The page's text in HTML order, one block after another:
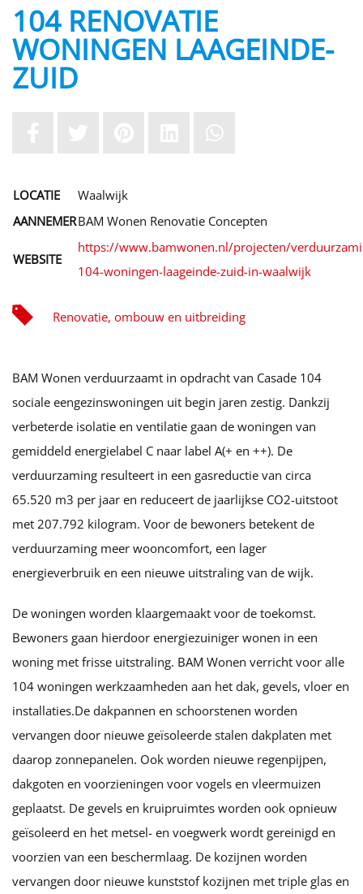
104 RENOVATIE
WONINGEN LAAGEINDE-
ZUID
LOCATIE
Waalwijk
AANNEMERBAM Wonen Renovatie Concepten
WEBSITE
https://www.bamwonen.nl/projecten/
104-woningen-laageinde-zuid-in-waalwijk
Renovatie, ombouw en uitbreiding
BAM Wonen verduurzaamt in opdracht van Casade 104
sociale eengezinswoningen uit begin jaren zestig. Dankzij
verbeterde isolatie en ventilatie gaan de woningen van
gemiddeld energielabel C naar label A(+ en ++). De
verduurzaming resulteert in een gasreductie van circa
65.520 m3 per jaar en reduceert de jaarlijkse CO2-uitstoot
met 207.792 kilogram. Voor de bewoners betekent de
verduurzaming meer wooncomfort, een lager
energieverbruik en een nieuwe uitstraling van de wijk.
De woningen worden klaargemaakt voor de toekomst.
Bewoners gaan hierdoor energiezuiniger wonen in een
woning met frisse uitstraling. BAM Wonen verricht voor alle
104 woningen werkzaamheden aan het dak, gevels, vloer en
installaties.De dakpannen en schoorstenen worden
vervangen door nieuwe geïsoleerde stalen dakplaten met
daarop zonnepanelen. Ook worden nieuwe regenpijpen,
dakgoten en voorzieningen voor vogels en vleermuizen
geplaatst. De gevels en kruipruimtes worden ook opnieuw
geïsoleerd en het metsel- en voegwerk wordt gereinigd en
voorzien van een beschermlaag. De kozijnen worden
vervangen door nieuwe kunststof kozijnen met triple glas en